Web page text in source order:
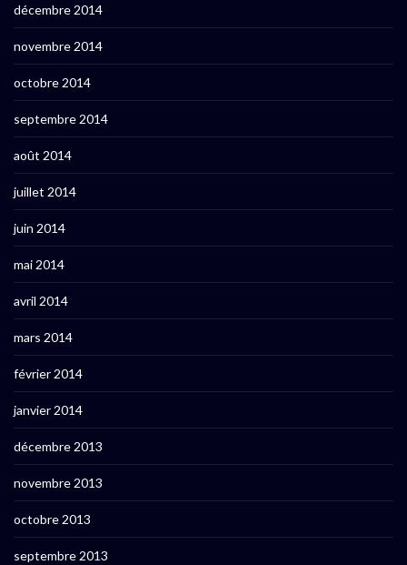
décembre 2014
novembre 2014
octobre 2014
septembre 2014
août 2014
juillet 2014
juin 2014
mai 2014
avril 2014
mars 2014
février 2014
janvier 2014
décembre 2013
novembre 2013
octobre 2013
septembre 2013